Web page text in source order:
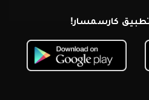
كارسمسار!